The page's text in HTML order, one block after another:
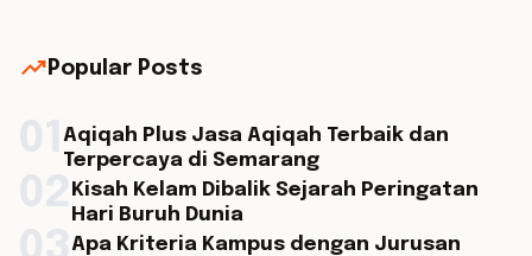
trending_up Popular Posts
Aqiqah Plus Jasa Aqiqah Terbaik dan
Terpercaya di Semarang
Kisah Kelam Dibalik Sejarah Peringatan
Hari Buruh Dunia
Apa Kriteria Kampus dengan Jurusan